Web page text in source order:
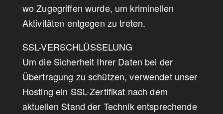
wo Zugegriffen wurde, um kriminellen
Aktivitäten entgegen zu treten.
SSL-VERSCHLÜSSELUNG
Um die Sicherheit Ihrer Daten bei der
Übertragung zu schützen, verwendet unser
Hosting ein SSL-Zertifikat nach dem
aktuellen Stand der Technik entsprechende